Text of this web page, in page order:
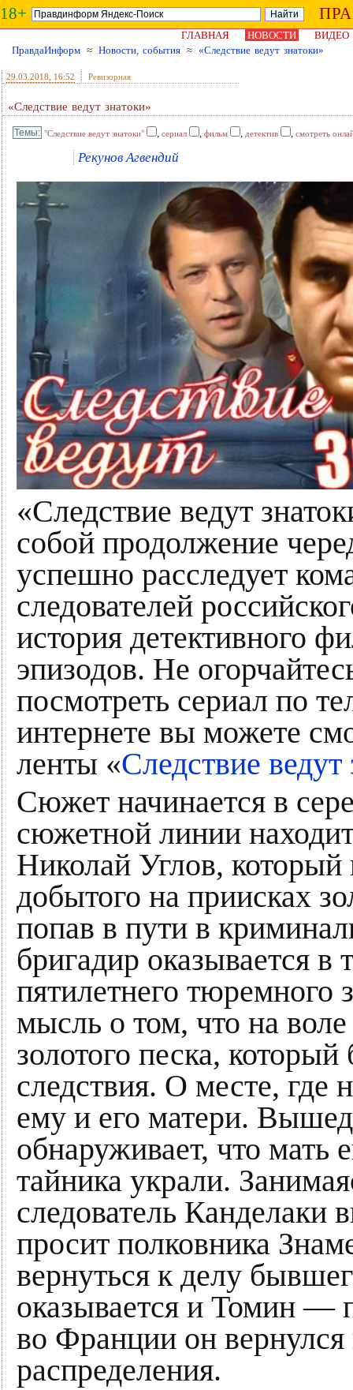
18+
ГЛАВНАЯ НОВОСТИ
ВИДЕО
ПравдаИнформ ≈ Новости, события ≈ «Следствие ведут знатоки»
29.03.2018 , 16:52 Ревизорная
«Следствие ведут знатоки»
"Следствие ведут знатоки" , сериал , фильм , детектив , смотреть
Рекунов Агвендий
«Следствие ведут
собой продолжение
успешно расследует
следователей
история детективного
эпизодов. Не
посмотреть сериал по
интернете вы можете
ленты «Следствие ведут
Сюжет начинается в
сюжетной линии
Николай Углов, который
добытого на приисках
попав в пути в
бригадир оказывается
пятилетнего тюремного
мысль о том, что на
золотого песка,
следствия. О месте, где
ему и его матери.
обнаруживает, что мать
тайника украли.
следователь Канделаки
просит полковника
вернуться к делу
оказывается и Томин —
во Франции он
распределения.